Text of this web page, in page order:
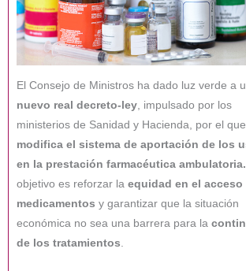
El Consejo de Ministros ha dado luz verde a
nuevo real decreto-ley, impulsado por los
ministerios de Sanidad y Hacienda, por el que
modifica el sistema de aportación de los
en la prestación farmacéutica ambulatoria.
objetivo es reforzar la equidad en el acceso
medicamentos y garantizar que la situación
económica no sea una barrera para la
de los tratamientos.